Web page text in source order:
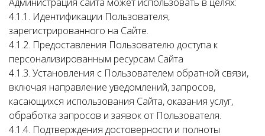
4.1.1. Идентификации Пользователя,
зарегистрированного на Сайте.
4.1.2. Предоставления Пользователю доступа к
персонализированным ресурсам Сайта
4.1.3. Установления с Пользователем обратной связи,
включая направление уведомлений, запросов,
касающихся использования Сайта, оказания услуг,
обработка запросов и заявок от Пользователя.
4.1.4. Подтверждения достоверности и полноты